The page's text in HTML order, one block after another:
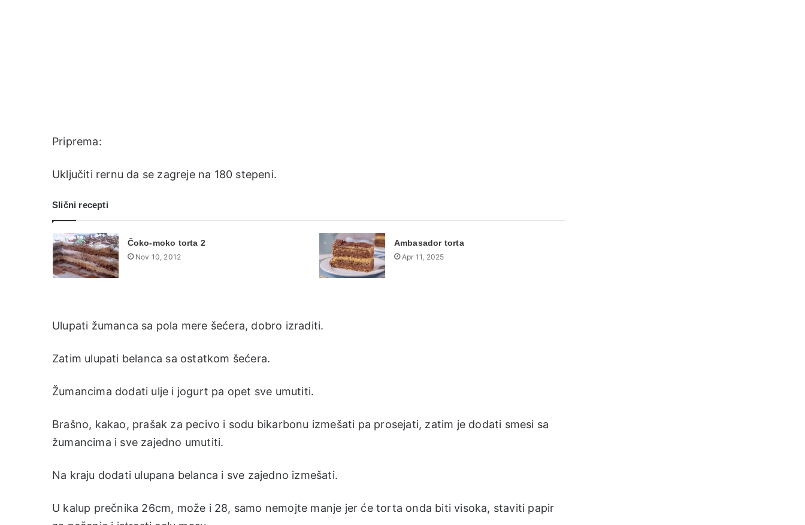
Priprema:
Uključiti rernu da se zagreje na 180 stepeni.
Slični recepti
Čoko-moko torta 2
Nov 10, 2012
Ambasador torta
Apr 11, 2025
Ulupati žumanca sa pola mere šećera, dobro izraditi.
Zatim ulupati belanca sa ostatkom šećera.
Žumancima dodati ulje i jogurt pa opet sve umutiti.
Brašno, kakao, prašak za pecivo i sodu bikarbonu izmešati pa prosejati, zatim je dodati smesi sa
žumancima i sve zajedno umutiti.
Na kraju dodati ulupana belanca i sve zajedno izmešati.
U kalup prečnika 26cm, može i 28, samo nemojte manje jer će torta onda biti visoka, staviti papir